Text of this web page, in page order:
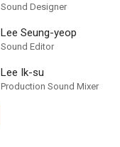
Sound Designer
Lee Seung-yeop
Sound Editor
Lee Ik-su
Production Sound Mixer